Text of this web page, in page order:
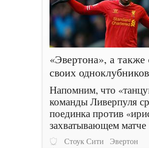
«Эвертона», а
своих
Напомним, что
команды Ливерпуля
поединка против
захватывающем матче
Стоук Сити Эвертон